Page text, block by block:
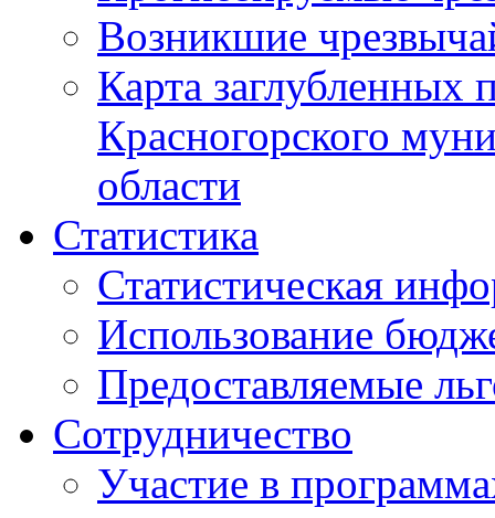
Возникшие
Карта
Красногорского
области
Статистика
Статистическая
Использование
Предоставляемые
Сотрудничество
Участие в